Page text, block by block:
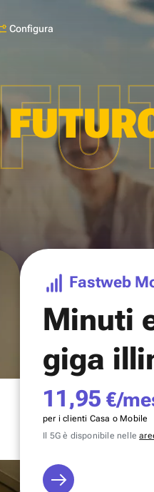
Configura
Fastweb
Minuti
giga
11,95 €/
per i clienti Casa o Mobile
Il 5G è disponibile nelle